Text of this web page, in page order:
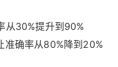
从30%提升到90%
准确率从80%降到20%